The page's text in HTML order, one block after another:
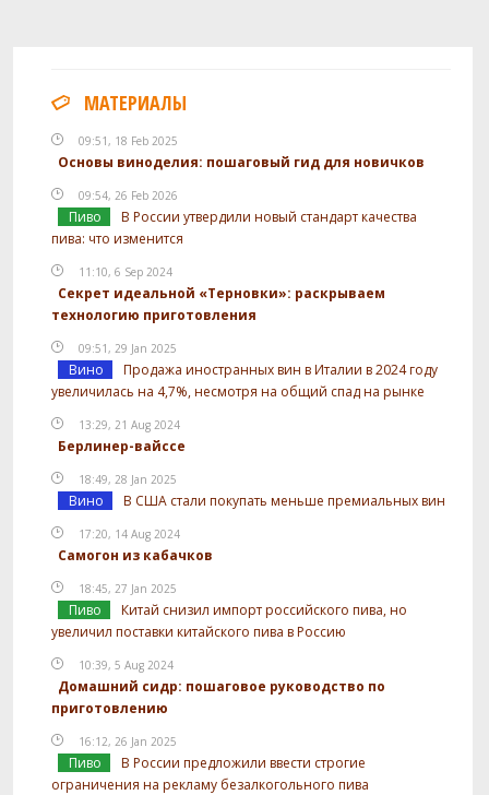
МАТЕРИАЛЫ
09:51, 18 Feb 2025
Основы виноделия: пошаговый гид для новичков
09:54, 26 Feb 2026
Пиво
В России утвердили новый стандарт качества
пива: что изменится
11:10, 6 Sep 2024
Секрет идеальной «Терновки»: раскрываем
технологию приготовления
09:51, 29 Jan 2025
Вино
Продажа иностранных вин в Италии в 2024 году
увеличилась на 4,7%, несмотря на общий спад на рынке
13:29, 21 Aug 2024
Берлинер-вайссе
18:49, 28 Jan 2025
Вино В США стали покупать меньше премиальных вин
17:20, 14 Aug 2024
Самогон из кабачков
18:45, 27 Jan 2025
Пиво
Китай снизил импорт российского пива, но
увеличил поставки китайского пива в Россию
10:39, 5 Aug 2024
Домашний сидр: пошаговое руководство по
приготовлению
16:12, 26 Jan 2025
Пиво
В России предложили ввести строгие
ограничения на рекламу безалкогольного пива